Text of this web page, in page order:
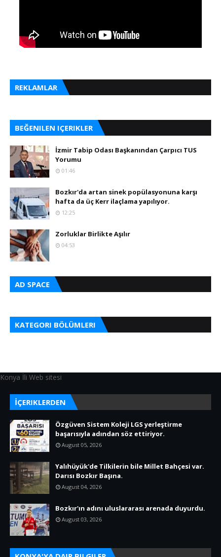
REKLAMLAR
BEĞENILEN IÇERIKLER
İzmir Tabip Odası Başkanından Çarpıcı TUS
Yorumu
01:46
Bozkır'da artan sinek popülasyonuna karşı
hafta da üç Kerr ilaçlama yapılıyor.
12:25
Zorluklar Birlikte Aşılır
04:53
AD SPACE
KATEGORI BÖLÜMLERI
Konya İli Web sitesi
İÇERIKLERDEN
Özgüven Sistem Koleji LGS yerleştirme
başarısıyla adından söz ettiriyor.
August 05, 2026
Yalıhüyük'de Tilkilerin bile Millet Bahçesi var.
Darısı Bozkır Başına.
August 04, 2026
Bozkır'ın adını uluslararası arenada duyurdu.
August 03, 2026